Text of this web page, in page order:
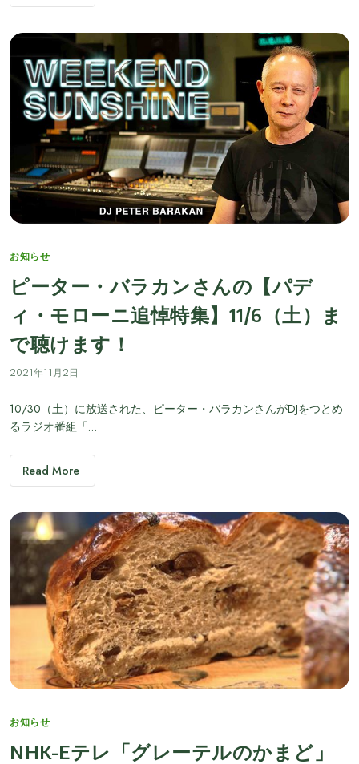
Categories
お知らせ
ピーター・バラカンさんの【パデ
ィ・モローニ追悼特集】11/6（土）ま
で聴けます！
2021年11月2日
10/30（土）に放送された、ピーター・バラカンさんがDJをつとめ
るラジオ番組「…
Read More
Categories
お知らせ
NHK-Eテレ「グレーテルのかまど」